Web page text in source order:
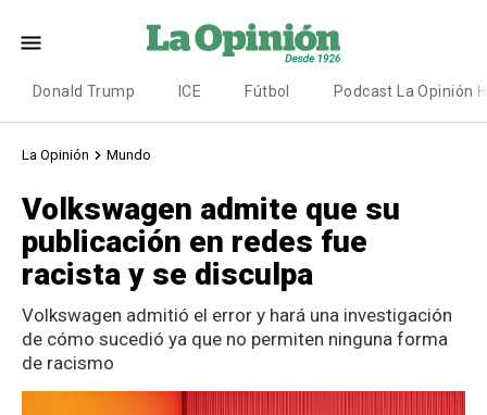
Donald Trump ICE Fútbol Podcast La Opinión
La Opinión Mundo
Volkswagen admite que su
publicación en redes fue
racista y se disculpa
Volkswagen admitió el error y hará una investigación
de cómo sucedió ya que no permiten ninguna forma
de racismo